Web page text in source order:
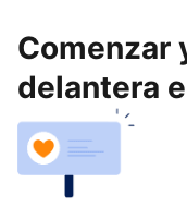
Comenzar
delantera